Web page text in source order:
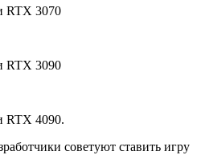
RTX 3070
RTX 3090
RTX 4090.
советуют ставить игру